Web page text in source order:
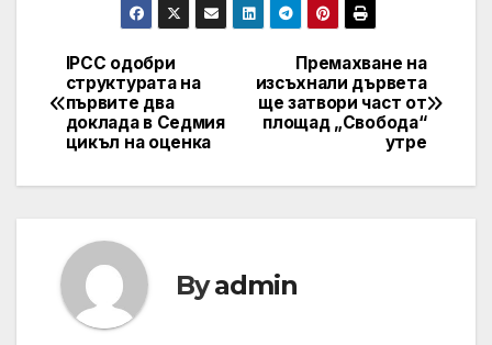
Post
navigation
Премахване на
изсъхнали дървета
ще затвори част от
площад „Свобода“
утре
IPCC одобри
структурата на
първите два
доклада в Седмия
цикъл на оценка
Byadmin